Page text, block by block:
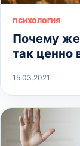
ПСИХОЛОГИЯ
Почему
так ценно
15.03.2021